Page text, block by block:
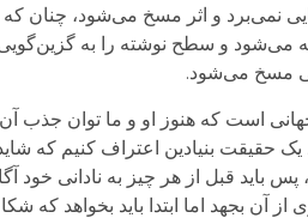
نمی‌برد و اثر مسخ می‌شود، چنان
می‌شود و سطح نوشته را به
مسخ می‌شود.
است که هنوز او و ما توان جذب آن
حقیقت بنیادین اعتراف کنیم که
قبل از هر چیز به نادانی خود
آن بجهد اما ابتدا باید بخواهد